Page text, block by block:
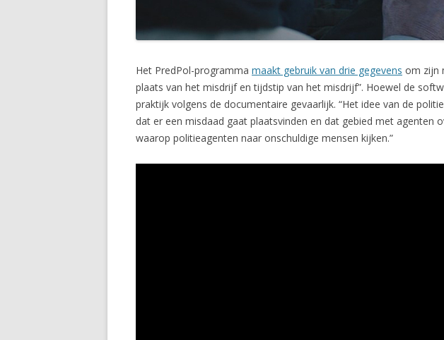
Het PredPol-programma maakt gebruik van drie gegevens om zijn
plaats van het misdrijf en tijdstip van het misdrijf”. Hoewel de
praktijk volgens de documentaire gevaarlijk. “Het idee van de
dat er een misdaad gaat plaatsvinden en dat gebied met agenten
waarop politieagenten naar onschuldige mensen kijken.”